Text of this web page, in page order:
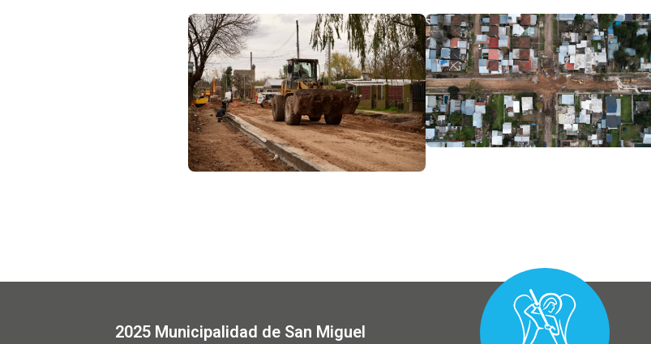
2025 Municipalidad de San Miguel